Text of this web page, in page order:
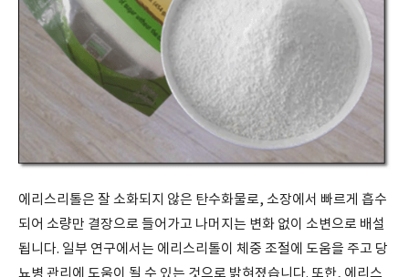
에리스리톨은 잘 소화되지 않은 탄수화물로, 소장에서 빠르게 흡수
되어 소량만 결장으로 들어가고 나머지는 변화 없이 소변으로 배설
됩니다. 일부 연구에서는 에리스리톨이 체중 조절에 도움을 주고 당
뇨병 관리에 도움이 될 수 있는 것으로 밝혀졌습니다. 또한, 에리스